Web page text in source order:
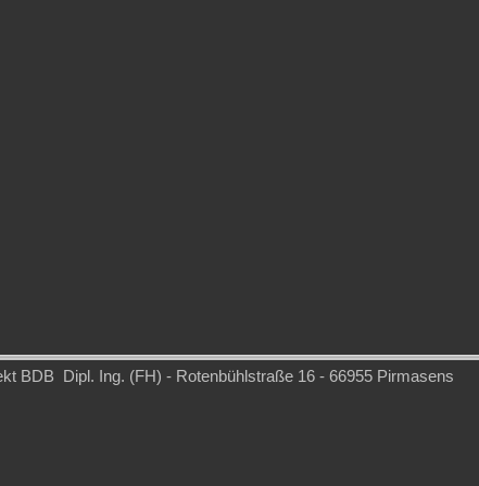
BDB Dipl. Ing. (FH) - Rotenbühlstraße 16 - 66955 Pirmasens